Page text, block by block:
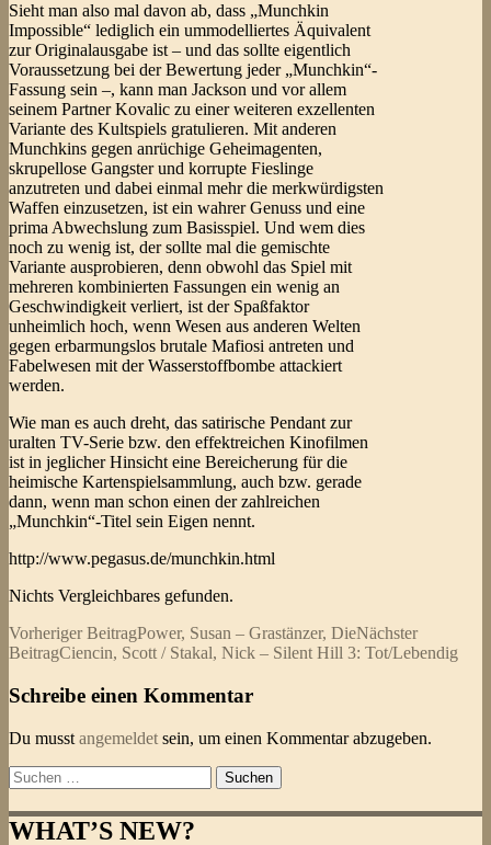
Sieht man also mal davon ab, dass „Munchkin
Impossible“ lediglich ein ummodelliertes Äquivalent
zur Originalausgabe ist – und das sollte eigentlich
Voraussetzung bei der Bewertung jeder „Munchkin“-
Fassung sein –, kann man Jackson und vor allem
seinem Partner Kovalic zu einer weiteren exzellenten
Variante des Kultspiels gratulieren. Mit anderen
Munchkins gegen anrüchige Geheimagenten,
skrupellose Gangster und korrupte Fieslinge
anzutreten und dabei einmal mehr die merkwürdigsten
Waffen einzusetzen, ist ein wahrer Genuss und eine
prima Abwechslung zum Basisspiel. Und wem dies
noch zu wenig ist, der sollte mal die gemischte
Variante ausprobieren, denn obwohl das Spiel mit
mehreren kombinierten Fassungen ein wenig an
Geschwindigkeit verliert, ist der Spaßfaktor
unheimlich hoch, wenn Wesen aus anderen Welten
gegen erbarmungslos brutale Mafiosi antreten und
Fabelwesen mit der Wasserstoffbombe attackiert
werden.
Wie man es auch dreht, das satirische Pendant zur
uralten TV-Serie bzw. den effektreichen Kinofilmen
ist in jeglicher Hinsicht eine Bereicherung für die
heimische Kartenspielsammlung, auch bzw. gerade
dann, wenn man schon einen der zahlreichen
„Munchkin“-Titel sein Eigen nennt.
http://www.pegasus.de/munchkin.html
Nichts Vergleichbares gefunden.
Beitragsnavigation
Vorheriger BeitragPower, Susan – Grastänzer, DieNächster
BeitragCiencin, Scott / Stakal, Nick – Silent Hill 3: Tot/Lebendig
Schreibe einen Kommentar
Du musst angemeldet sein, um einen Kommentar abzugeben.
Suchen
nach:
WHAT’S NEW?